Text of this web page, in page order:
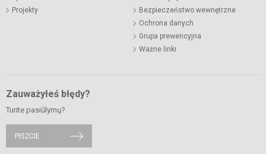
Projekty
Bezpieczeństwo wewnętrzne
Ochrona danych
Grupa prewencyjna
Ważne linki
Zauważyłeś błędy?
Turite pasiūlymų?
PISZCIE